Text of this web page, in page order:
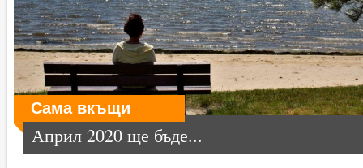
Сама вкъщи
Април 2020 ще бъде...